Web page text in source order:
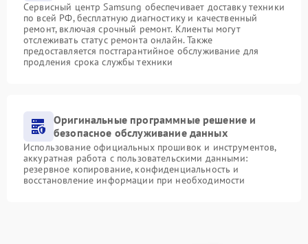
Сервисный центр Samsung обеспечивает доставку техники
по всей РФ, бесплатную диагностику и качественный
ремонт, включая срочный ремонт. Клиенты могут
отслеживать статус ремонта онлайн. Также
предоставляется постгарантийное обслуживание для
продления срока службы техники
Оригинальные программные решение и
безопасное обслуживание данных
Использование официальных прошивок и инструментов,
аккуратная работа с пользовательскими данными:
резервное копирование, конфиденциальность и
восстановление информации при необходимости